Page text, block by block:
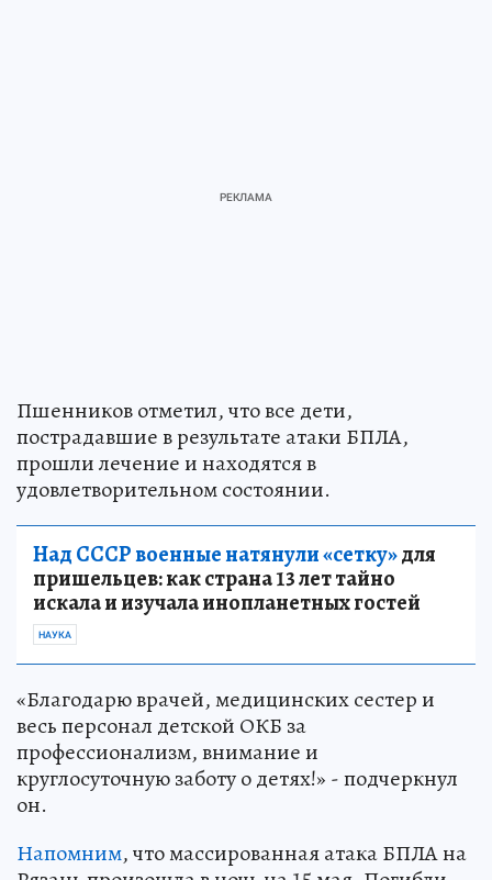
Пшенников отметил, что все дети,
пострадавшие в результате атаки БПЛА,
прошли лечение и находятся в
удовлетворительном состоянии.
Над СССР военные натянули «сетку»для
пришельцев: как страна 13 лет тайно
искала и изучала инопланетных гостей
НАУКА
«Благодарю врачей, медицинских сестер и
весь персонал детской ОКБ за
профессионализм, внимание и
круглосуточную заботу о детях!» - подчеркнул
он.
Напомним, что массированная атака БПЛА на